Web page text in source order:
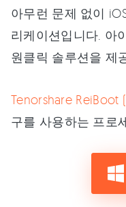
아무런 문제 없이
리케이션입니다. 아
원클릭 솔루션을 제
Tenorshare ReiBoot
구를 사용하는 프로